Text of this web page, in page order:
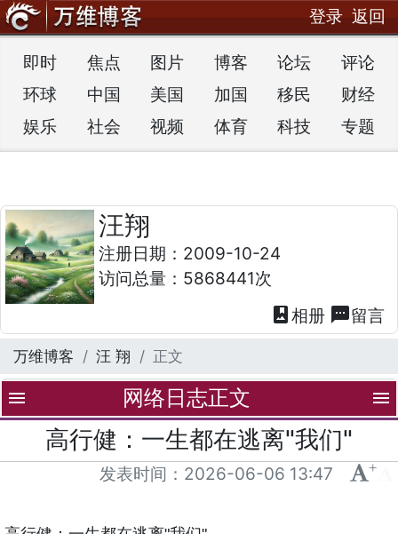
登录 返回
即时 焦点 图片 博客 论坛
评论
环球
中国 美国 加国 移民
财经
娱乐
社会 视频 体育 科技 专题
汪翔
注册日期：2009-10-24
访问总量：5868441次
photo_album 相册 textsms留言
万维博客 汪 翔 正文
menu 网络日志正文 menu
高行健：一生都在逃离"我们"
发表时间： 2026-06-06 13:47 +